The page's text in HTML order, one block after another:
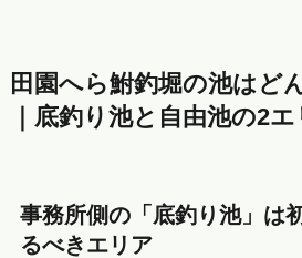
田園へら鮒釣堀の池はど
｜底釣り池と自由池の2
事務所側の「底釣り池」は
るべきエリア